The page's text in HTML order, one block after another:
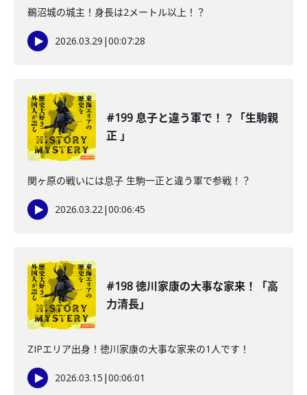
鵜沼城の城主！身長は2メートル以上！？
2026.03.29 |00:07:28
#199 息子と違う軍で！？「生駒親
正 」
関ヶ原の戦いには息子 生駒一正と違う軍で参戦！？
2026.03.22|00:06:45
#198 徳川家康の大事な家来！「高
力清長」
ZIPエリア出身！徳川家康の大事な家来の1人です！
2026.03.15 |00:06:01